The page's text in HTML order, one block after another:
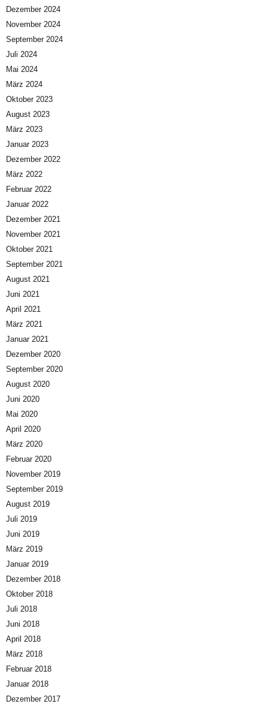
Dezember 2024
November 2024
September 2024
Juli 2024
Mai 2024
März 2024
Oktober 2023
August 2023
März 2023
Januar 2023
Dezember 2022
März 2022
Februar 2022
Januar 2022
Dezember 2021
November 2021
Oktober 2021
September 2021
August 2021
Juni 2021
April 2021
März 2021
Januar 2021
Dezember 2020
September 2020
August 2020
Juni 2020
Mai 2020
April 2020
März 2020
Februar 2020
November 2019
September 2019
August 2019
Juli 2019
Juni 2019
März 2019
Januar 2019
Dezember 2018
Oktober 2018
Juli 2018
Juni 2018
April 2018
März 2018
Februar 2018
Januar 2018
Dezember 2017